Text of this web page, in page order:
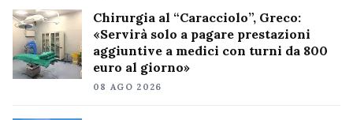
Chirurgia al “Caracciolo”, Greco:
«Servirà solo a pagare prestazioni
aggiuntive a medici con turni da 800
euro al giorno»
08 AGO 2026